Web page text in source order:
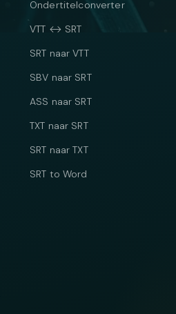
Ondertitelconverter
VTT ↔ SRT
SRT naar VTT
SBV naar SRT
ASS naar SRT
TXT naar SRT
SRT naar TXT
SRT to Word